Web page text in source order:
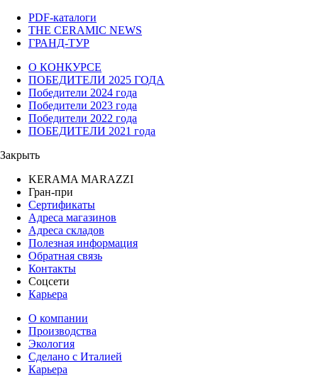
PDF-каталоги
THE CERAMIC NEWS
ГРАНД-ТУР
О КОНКУРСЕ
ПОБЕДИТЕЛИ 2025 ГОДА
Победители 2024 года
Победители 2023 года
Победители 2022 года
ПОБЕДИТЕЛИ 2021 года
Закрыть
KERAMA MARAZZI
Гран-при
Сертификаты
Адреса магазинов
Адреса складов
Полезная информация
Обратная связь
Контакты
Соцсети
Карьера
О компании
Производства
Экология
Сделано с Италией
Карьера